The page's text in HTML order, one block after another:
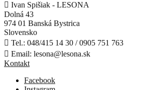
 Ivan Spišiak - LESONA
Dolná 43
974 01 Banská Bystrica
Slovensko
 Tel.: 048/415 14 30 / 0905 751 763
 Email: lesona@lesona.sk
Kontakt
Facebook